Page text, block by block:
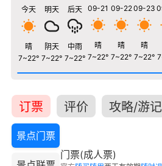
今天
晴
7~22°
明天
阴天
7~22°
后天
中雨
7~22°
09-21
晴
7~22°
09-22
晴
7~22°
09-23
晴
7~22°
订票 评价 攻略/游记
景点门票
门票(成人票)